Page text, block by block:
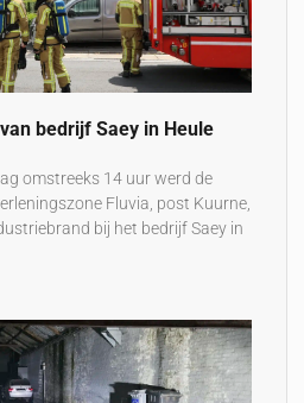
bedrijf Saey in Heule
omstreeks 14 uur werd de
Fluvia, post Kuurne,
bij het bedrijf Saey in